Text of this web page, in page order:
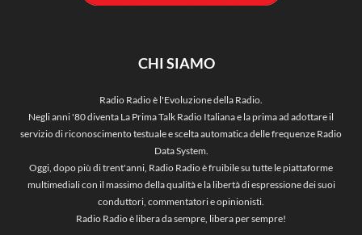
CHI SIAMO
Radio Radio è l'Evoluzione della Radio.
Negli anni '80 diventa La Prima Talk Radio Italiana e la prima ad adottare il
servizio di riconoscimento testuale e scelta automatica delle frequenze Radio
Data System.
Oggi, dopo più di trent'anni, Radio Radio è fruibile su tutte le piattaforme
multimediali con il massimo della qualità e la libertà di espressione dei suoi
conduttori, commentatori e opinionisti.
Radio Radio è libera da sempre, libera per sempre!